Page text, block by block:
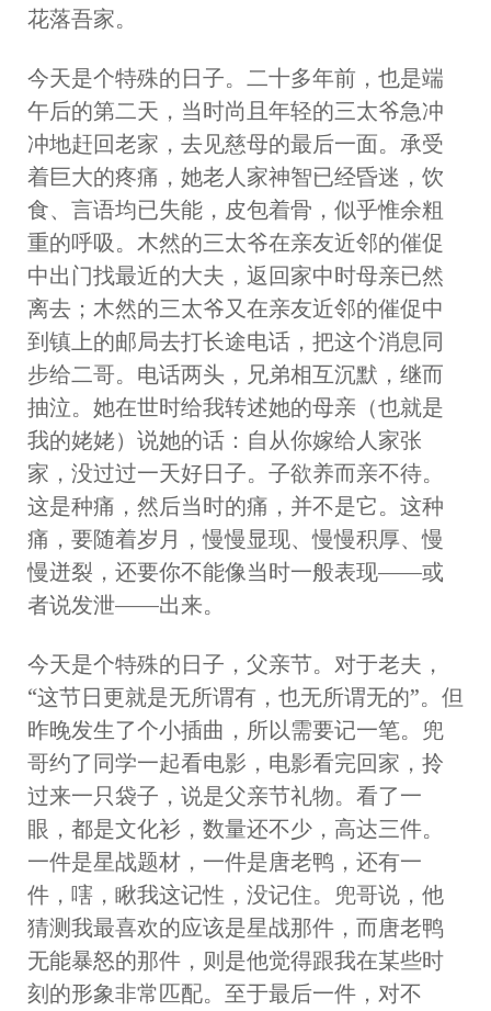
花落吾家。
今天是个特殊的日子。二十多年前，也是端
午后的第二天，当时尚且年轻的三太爷急冲
冲地赶回老家，去见慈母的最后一面。承受
着巨大的疼痛，她老人家神智已经昏迷，饮
食、言语均已失能，皮包着骨，似乎惟余粗
重的呼吸。木然的三太爷在亲友近邻的催促
中出门找最近的大夫，返回家中时母亲已然
离去；木然的三太爷又在亲友近邻的催促中
到镇上的邮局去打长途电话，把这个消息同
步给二哥。电话两头，兄弟相互沉默，继而
抽泣。她在世时给我转述她的母亲（也就是
我的姥姥）说她的话：自从你嫁给人家张
家，没过过一天好日子。子欲养而亲不待。
这是种痛，然后当时的痛，并不是它。这种
痛，要随着岁月，慢慢显现、慢慢积厚、慢
慢迸裂，还要你不能像当时一般表现——或
者说发泄——出来。
今天是个特殊的日子，父亲节。对于老夫，
“这节日更就是无所谓有，也无所谓无的”。但
昨晚发生了个小插曲，所以需要记一笔。兜
哥约了同学一起看电影，电影看完回家，拎
过来一只袋子，说是父亲节礼物。看了一
眼，都是文化衫，数量还不少，高达三件。
一件是星战题材，一件是唐老鸭，还有一
件，嗐，瞅我这记性，没记住。兜哥说，他
猜测我最喜欢的应该是星战那件，而唐老鸭
无能暴怒的那件，则是他觉得跟我在某些时
刻的形象非常匹配。至于最后一件，对不